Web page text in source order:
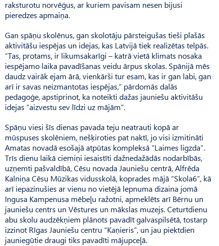
raksturotu norvēģus, ar kuriem pavisam nesen bijusi
pieredzes apmaiņa.
Gan spāņu skolēnus, gan skolotāju pārsteigušas tieši plašās
aktivitāšu iespējas un idejas, kas Latvijā tiek realizētas telpās.
“Tas, protams, ir likumsakarīgi – katrā vietā klimats nosaka
iespējamo laika pavadīšanas veidu ārpus skolas. Spānijā mēs
daudz vairāk ejam ārā, vienkārši tur esam, kas ir gan labi, gan
arī ir savas neizmantotas iespējas,” pārdomās dalās
pedagoģe, apstiprinot, ka noteikti dažas jauniešu aktivitāšu
idejas “aizvestu sev līdzi uz mājām”.
Spāņu viesi šīs dienas pavada teju neatrauti kopā ar
mūspuses skolēniem, nešķiroties pat naktī, jo visi izmitināti
Amatas novadā esošajā atpūtas kompleksā “Laimes ligzda”.
Trīs dienu laikā ciemiņi iesaistīti dažnedažādās nodarbībās,
uzņemti pašvaldībā, Cēsu novada Jauniešu centrā, Alfrēda
Kalniņa Cēsu Mūzikas vidusskolā, koprades mājā “Skola6”, kā
arī iepazinušies ar vienu no vietējā lepnuma dizaina jomā
Ingusa Kampenusa mēbeļu ražotni, apmeklēts arī Bērnu un
jauniešu centrs un Vēstures un mākslas muzejs. Ceturtdienu
abu skolu audzēkņiem plānots pavadīt galvaspilsētā, tostarp
izzinot Rīgas Jauniešu centru “Kaņie­ris”, un jau piektdien
jauniegūtie draugi tiks pavadīti mājupceļā.